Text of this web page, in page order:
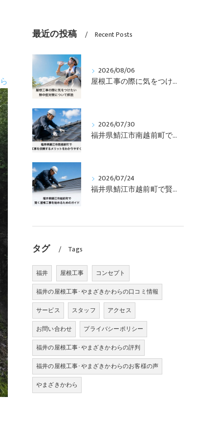
最近の投稿 Recent Posts
2026/08/06
屋根工事の際に気をつけたい熱中症対策について解説
2026/07/30
福井県鯖江市南越前町で屋根工事を依頼するメリットをわかりやすく解説
2026/07/24
福井県鯖江市越前町で賢く屋根工事を始めるためのガイド
タグ Tags
福井 屋根工事
コンセプト
福井の屋根工事･やまざきかわらの口コミ情報
サービス
スタッフ
アクセス
お問い合わせ
プライバシーポリシー
福井の屋根工事･やまざきかわらの評判
福井の屋根工事･やまざきかわらのお客様の声
やまざきかわら